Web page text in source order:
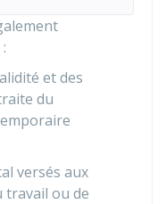
et des
du
versés aux
travail ou de